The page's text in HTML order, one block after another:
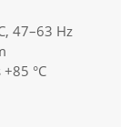
47–63 Hz
°C